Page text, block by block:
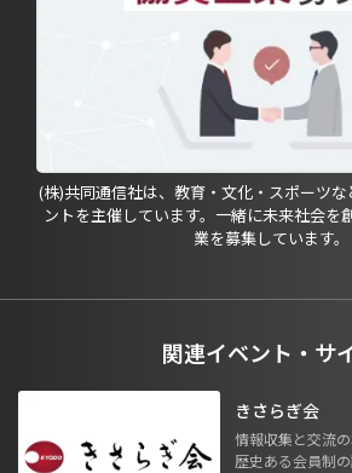
(株)共同通信社は、教育・文化・スポーツ
ントを主催しています。一緒に未来社会を
業を募集しています。
関連イベント・サ
きさらぎ会
情報収集と交流
歴史ある会員制